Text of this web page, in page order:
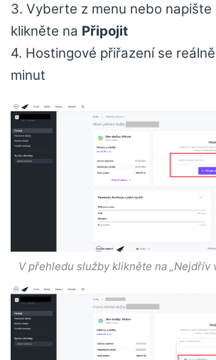
3. Vyberte z menu nebo napište
klikněte na Připojit
4. Hostingové přiřazení se
minut
V přehledu služby klikněte na „Nejdřív